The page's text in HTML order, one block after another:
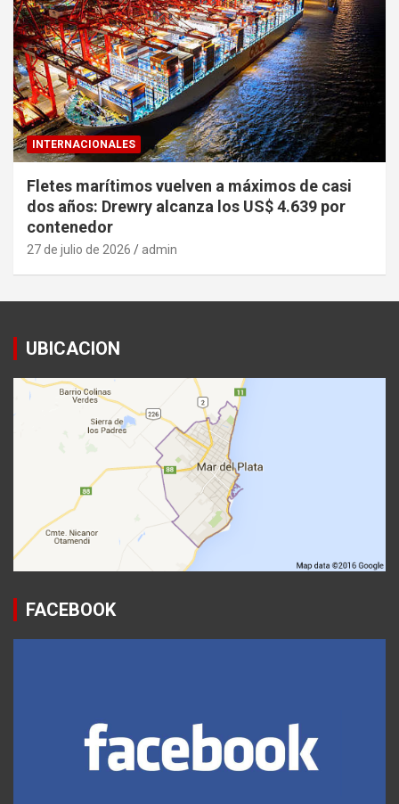
INTERNACIONALES
Fletes marítimos vuelven a máximos de casi
dos años: Drewry alcanza los US$ 4.639 por
contenedor
27 de julio de 2026 admin
UBICACION
FACEBOOK